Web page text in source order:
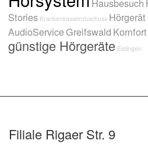
Hausbesuch
Stories Krankenkassenzuschuss Hörgerät
AudioServiceGreifswald Komfort
günstige Hörgeräte Eislingen
Filiale Rigaer Str. 9